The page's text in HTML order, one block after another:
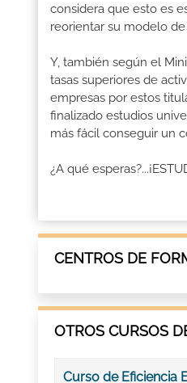
considera que esto es
reorientar su modelo
Y, también según el
tasas superiores de
empresas por estos
finalizado estudios
más fácil conseguir un
¿A qué
CENTROS DE
OTROS CURSOS
Curso de Eficiencia